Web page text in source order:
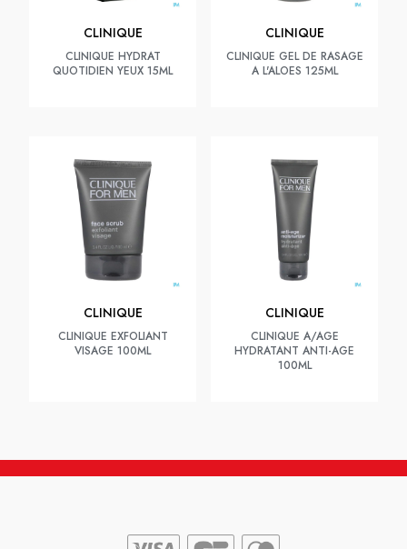
CLINIQUE
CLINIQUE HYDRAT
QUOTIDIEN YEUX 15ML
CLINIQUE
CLINIQUE GEL DE RASAGE
A L'ALOES 125ML
CLINIQUE
CLINIQUE EXFOLIANT
VISAGE 100ML
CLINIQUE
CLINIQUE A/AGE
HYDRATANT ANTI-AGE
100ML